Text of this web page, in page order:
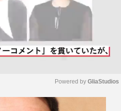
Powered by GliaStudios